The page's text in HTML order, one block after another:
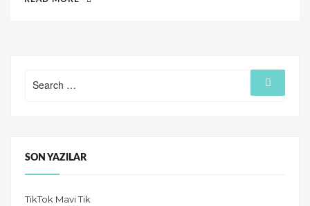
o
for:
Search
SON YAZILAR
TikTok Mavi Tik